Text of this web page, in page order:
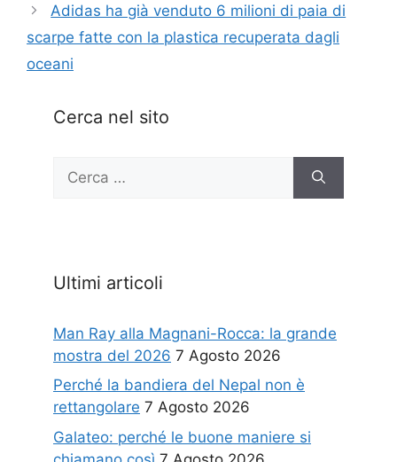
Adidas ha già venduto 6 milioni di paia di
scarpe fatte con la plastica recuperata dagli
oceani
Cerca nel sito
per:
Ultimi articoli
Man Ray alla Magnani-Rocca: la grande
mostra del 2026 7 Agosto 2026
Perché la bandiera del Nepal non è
rettangolare 7 Agosto 2026
Galateo: perché le buone maniere si